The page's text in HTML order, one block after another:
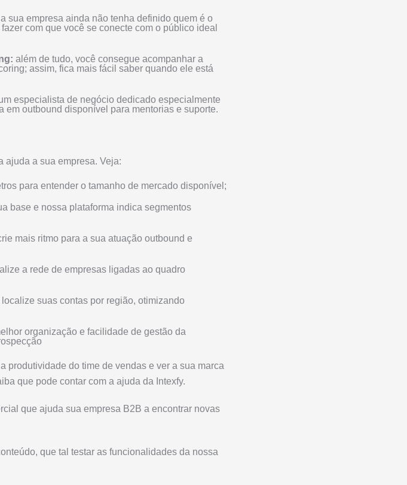
sua empresa ainda não tenha definido quem é o
com que você se conecte com o público ideal
além de tudo, você consegue acompanhar a
assim, fica mais fácil saber quando ele está
especialista de negócio dedicado especialmente
em outbound disponível para mentorias e suporte.
ajuda a sua empresa. Veja:
para entender o tamanho de mercado disponível;
base e nossa plataforma indica segmentos
mais ritmo para a sua atuação outbound e
a rede de empresas ligadas ao quadro
suas contas por região, otimizando
organização e facilidade de gestão da
produtividade do time de vendas e ver a sua marca
que pode contar com a ajuda da Intexfy.
que ajuda sua empresa B2B a encontrar novas
que tal testar as funcionalidades da nossa